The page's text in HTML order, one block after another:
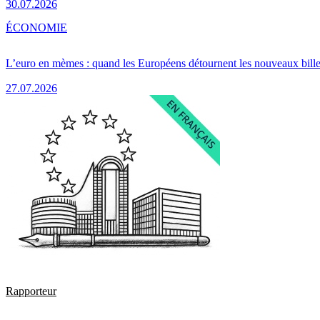
30.07.2026
L’euro en mèmes : quand les Européens détournent les nouveaux
27.07.2026
ÉCONOMIE
Rapporteur